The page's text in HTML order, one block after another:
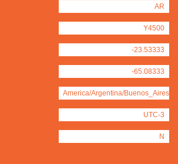
AR
Y4500
-23.53333
-65.08333
America/Argentina/Buenos_Aires
UTC-3
N